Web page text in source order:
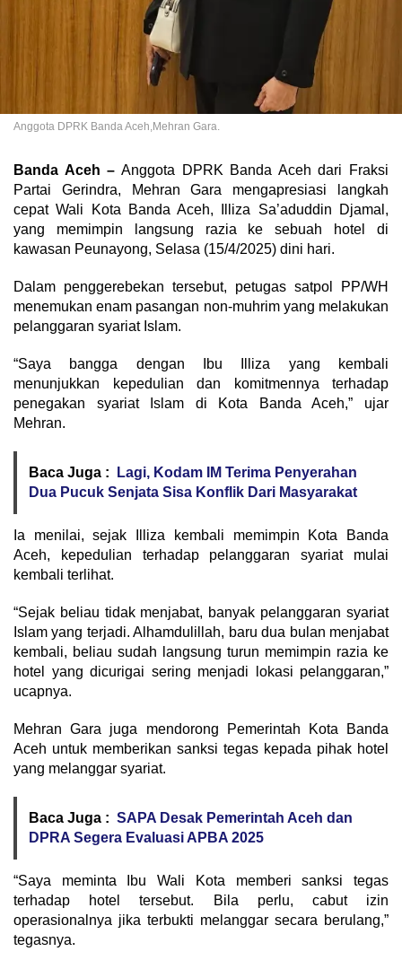
Anggota DPRK Banda Aceh,Mehran Gara.
Banda Aceh – Anggota DPRK Banda Aceh dari Fraksi
Partai Gerindra, Mehran Gara mengapresiasi langkah
cepat Wali Kota Banda Aceh, Illiza Sa’aduddin Djamal,
yang memimpin langsung razia ke sebuah hotel di
kawasan Peunayong, Selasa (15/4/2025) dini hari.
Dalam penggerebekan tersebut, petugas satpol PP/WH
menemukan enam pasangan non-muhrim yang melakukan
pelanggaran syariat Islam.
“Saya bangga dengan Ibu Illiza yang kembali
menunjukkan kepedulian dan komitmennya terhadap
penegakan syariat Islam di Kota Banda Aceh,” ujar
Mehran.
Baca Juga :
Lagi, Kodam IM Terima Penyerahan
Dua Pucuk Senjata Sisa Konflik Dari Masyarakat
Ia menilai, sejak Illiza kembali memimpin Kota Banda
Aceh, kepedulian terhadap pelanggaran syariat mulai
kembali terlihat.
“Sejak beliau tidak menjabat, banyak pelanggaran syariat
Islam yang terjadi. Alhamdulillah, baru dua bulan menjabat
kembali, beliau sudah langsung turun memimpin razia ke
hotel yang dicurigai sering menjadi lokasi pelanggaran,”
ucapnya.
Mehran Gara juga mendorong Pemerintah Kota Banda
Aceh untuk memberikan sanksi tegas kepada pihak hotel
yang melanggar syariat.
Baca Juga : SAPA Desak Pemerintah Aceh dan
DPRA Segera Evaluasi APBA 2025
“Saya meminta Ibu Wali Kota memberi sanksi tegas
terhadap hotel tersebut. Bila perlu, cabut izin
operasionalnya jika terbukti melanggar secara berulang,”
tegasnya.